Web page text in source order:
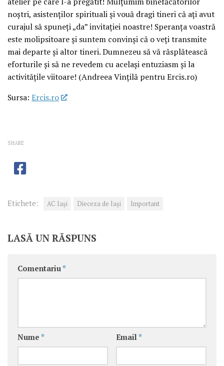
noștri, asistenților spirituali și vouă dragi tineri că ați avut
curajul să spuneți „da” invitației noastre! Speranța voastră
este molipsitoare și suntem convinși că o veți transmite
mai departe și altor tineri. Dumnezeu să vă răsplătească
eforturile și să ne revedem cu același entuziasm și la
activitățile viitoare! (Andreea Vințilă pentru Ercis.ro)
Sursa: Ercis.ro
SHARE
Etichete: AC Iași Dieceza de Iași Important
LASĂ UN RĂSPUNS
Comentariu *
Nume * Email *